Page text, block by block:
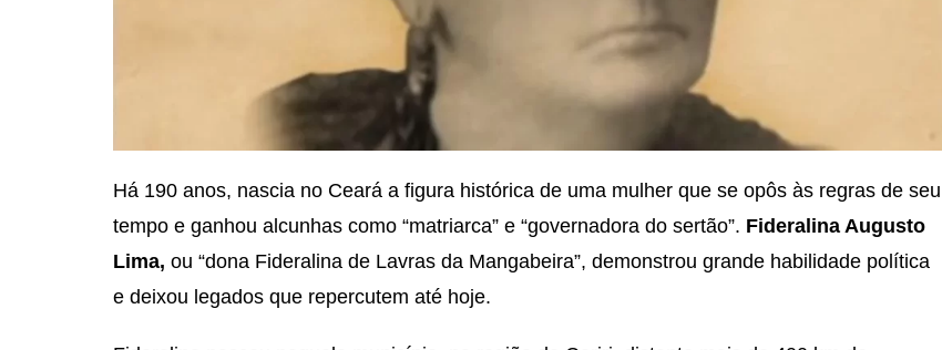
Há 190 anos, nascia no Ceará a figura histórica de uma mulher que se opôs às regras de seu
tempo e ganhou alcunhas como “matriarca” e “governadora do sertão”. Fideralina Augusto
Lima, ou “dona Fideralina de Lavras da Mangabeira”, demonstrou grande habilidade política
e deixou legados que repercutem até hoje.